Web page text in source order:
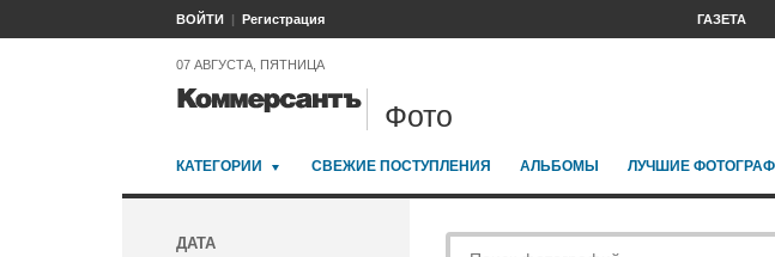
ВОЙТИ Регистрация ГАЗЕТА
07 АВГУСТА, ПЯТНИЦА
Фото
КАТЕГОРИИ СВЕЖИЕ ПОСТУПЛЕНИЯ АЛЬБОМЫ ЛУЧШИЕ
ДАТА